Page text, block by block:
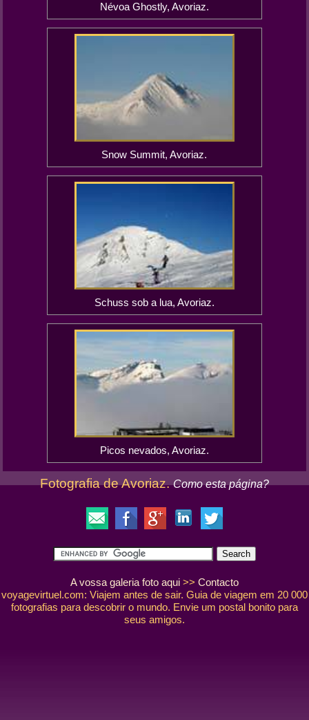
Névoa Ghostly, Avoriaz.
Snow Summit, Avoriaz.
Schuss sob a lua, Avoriaz.
Picos nevados, Avoriaz.
Fotografia de Avoriaz.Como esta página?
A vossa galeria foto aqui >> Contacto
voyagevirtuel.com: Viajem antes de sair. Guia de viagem em 20 000
fotografias para descobrir o mundo. Envie um postal bonito para
seus amigos.